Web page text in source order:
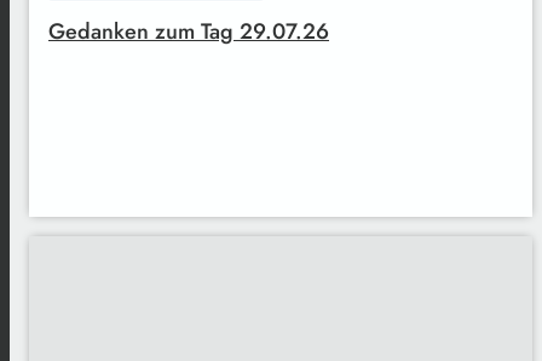
Gedanken zum Tag 29.07.26